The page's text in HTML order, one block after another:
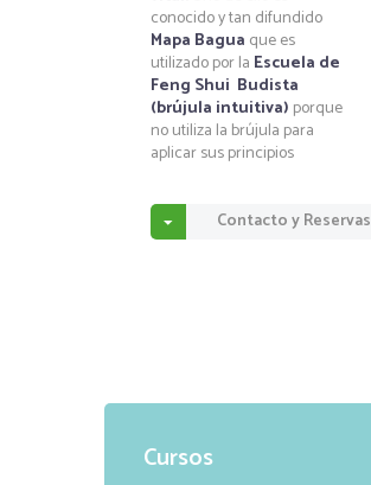
conocido y tan difundido
Mapa Bagua que es
utilizado por la Escuela de
Feng Shui Budista
(brújula intuitiva) porque
no utiliza la brújula para
aplicar sus principios
Contacto y Reservas
Cursos